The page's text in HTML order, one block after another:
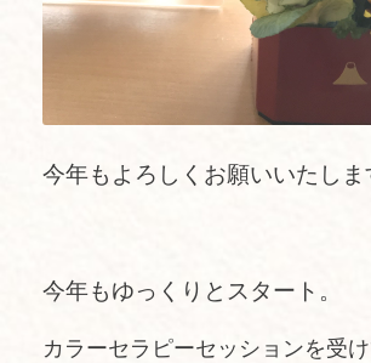
今年もよろしくお願いいたしま
今年もゆっくりとスタート。
カラーセラピーセッションを受